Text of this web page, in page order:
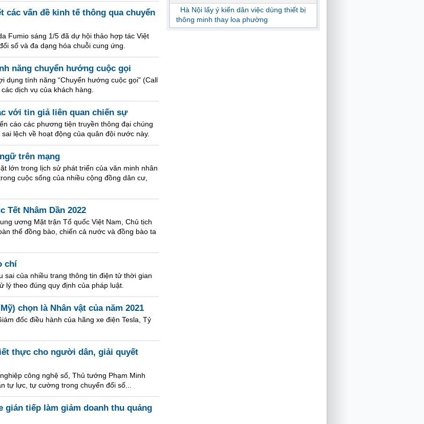
các vấn đề kinh tế thông qua chuyển
Fumio sáng 1/5 đã dự hội thảo hợp tác Việt
số và đa dạng hóa chuỗi cung ứng.
năng chuyển hướng cuộc gọi
dụng tính năng “Chuyển hướng cuộc gọi" (Call
dịch vụ của khách hàng.
với tin giả liên quan chiến sự
cáo các phương tiện truyền thông đại chúng
lệch về hoạt động của quân đội nước này.
trên mạng
lớn trong lịch sử phát triển của văn minh nhân
cuộc sống của nhiều cộng đồng dân cư,
Tết Nhâm Dần 2022
ương Mặt trận Tổ quốc Việt Nam, Chủ tịch
thể đồng bào, chiến cả nước và đồng bào ta
chí
sai của nhiều trang thông tin điện tử thời gian
lý theo đúng quy định của pháp luật.
chọn là Nhân vật của năm 2021
đốc điều hành của hãng xe điện Tesla, Tỷ
thực cho người dân, giải quyết
công nghệ số, Thủ tướng Phạm Minh
tự lực, tự cường trong chuyển đổi số...
gián tiếp làm giảm doanh thu quảng
Hà Nội lấy ý kiến dân việc dùng thiết bị
thông minh thay loa phường